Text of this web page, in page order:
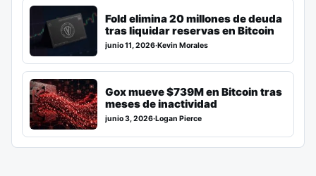
Fold elimina 20 millones de deuda
tras liquidar reservas en Bitcoin
junio 11, 2026·Kevin Morales
Gox mueve $739M en Bitcoin tras
meses de inactividad
junio 3, 2026·Logan Pierce